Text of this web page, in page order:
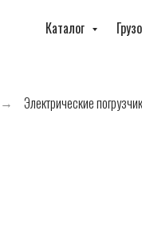
Каталог
→ Электрические